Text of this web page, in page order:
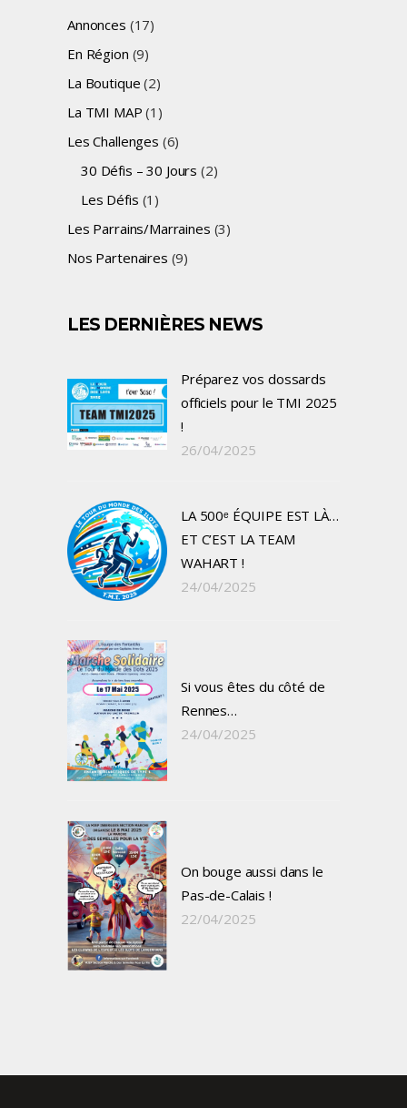
Annonces (17)
En Région (9)
La Boutique (2)
La TMI MAP (1)
Les Challenges (6)
30 Défis – 30 Jours (2)
Les Défis (1)
Les Parrains/Marraines (3)
Nos Partenaires (9)
LES DERNIÈRES NEWS
Préparez vos dossards
officiels pour le TMI 2025
!
26/04/2025
LA 500ᵉ ÉQUIPE EST LÀ…
ET C’EST LA TEAM
WAHART !
24/04/2025
Si vous êtes du côté de
Rennes…
24/04/2025
On bouge aussi dans le
Pas-de-Calais !
22/04/2025